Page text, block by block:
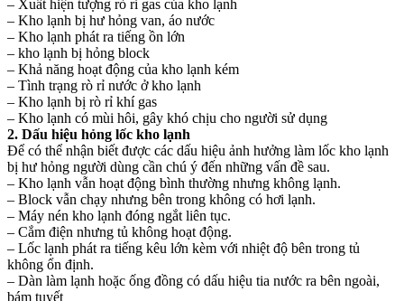
– Xuất hiện tượng rò rỉ gas của kho lạnh
– Kho lạnh bị hư hỏng van, áo nước
– Kho lạnh phát ra tiếng ồn lớn
– kho lạnh bị hỏng block
– Khả năng hoạt động của kho lạnh kém
– Tình trạng rò rỉ nước ở kho lạnh
– Kho lạnh bị rò rỉ khí gas
– Kho lạnh có mùi hôi, gây khó chịu cho người sử dụng
2. Dấu hiệu hỏng lốc kho lạnh
Để có thể nhận biết được các dấu hiệu ảnh hưởng làm lốc kho lạnh
bị hư hỏng người dùng cần chú ý đến những vấn đề sau.
– Kho lạnh vẫn hoạt động bình thường nhưng không lạnh.
– Block vẫn chạy nhưng bên trong không có hơi lạnh.
– Máy nén kho lạnh đóng ngắt liên tục.
– Cắm điện nhưng tủ không hoạt động.
– Lốc lạnh phát ra tiếng kêu lớn kèm với nhiệt độ bên trong tủ
không ổn định.
– Dàn làm lạnh hoặc ống đồng có dấu hiệu tia nước ra bên ngoài,
bám tuyết